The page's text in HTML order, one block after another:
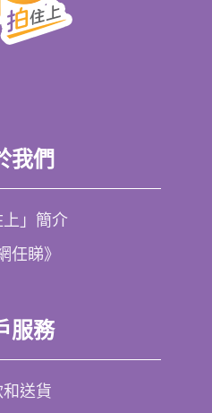
我們
上」簡介
任睇》
服務
送貨